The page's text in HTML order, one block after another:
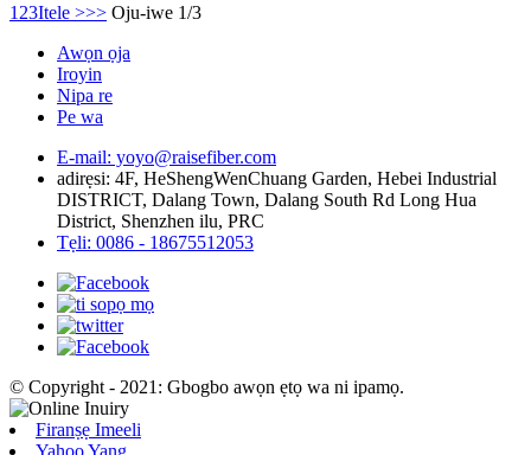
1 23Itele >>> Oju-iwe 1/3
Awọn ọja
Iroyin
Nipa re
Pe wa
E-mail: yoyo@raisefiber.com
adirẹsi: 4F, ​​HeShengWenChuang Garden, Hebei Industrial
DISTRICT, Dalang Town, Dalang South Rd Long Hua
District, Shenzhen ilu, PRC
Tẹli: 0086 - 18675512053
© Copyright - 2021: Gbogbo awọn ẹtọ wa ni ipamọ.
Firanṣẹ Imeeli
Yahoo Yang